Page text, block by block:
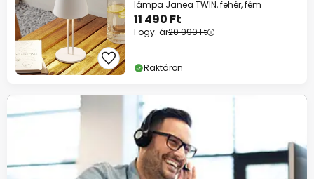
lámpa Janea TWIN, fehér, fém
11 490 Ft
Fogy. ár20 990 Ft
Raktáron